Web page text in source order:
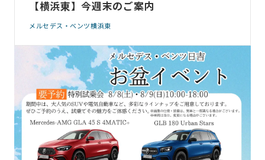
【横浜東】今週末のご案内
メルセデス・ベンツ横浜東